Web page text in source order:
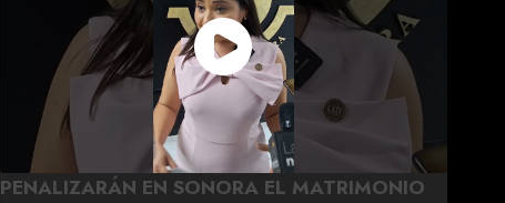
PENALIZARÁN EN SONORA EL MATRIMONIO